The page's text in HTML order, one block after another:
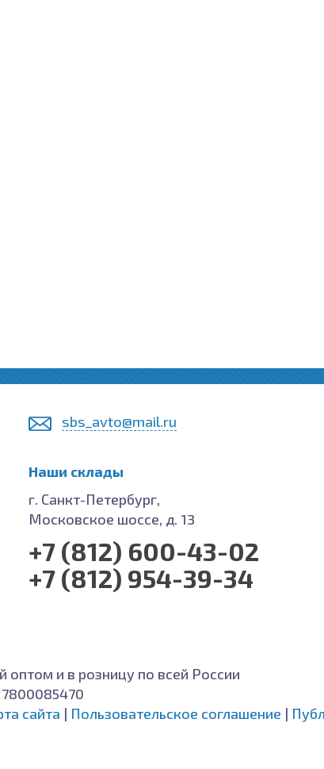
sbs_avto@mail.ru
Наши склады
г. Санкт-Петербург,
Московское шоссе, д. 13
+7 (812) 600-43-02
+7 (812) 954-39-34
и в розницу по всей России
сайта | Пользовательское соглашение |